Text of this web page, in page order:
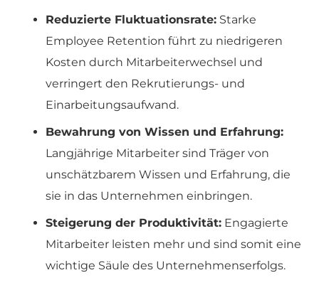
Reduzierte Fluktuationsrate: Starke
Employee Retention führt zu niedrigeren
Kosten durch Mitarbeiterwechsel und
verringert den Rekrutierungs- und
Einarbeitungsaufwand.
Bewahrung von Wissen und Erfahrung:
Langjährige Mitarbeiter sind Träger von
unschätzbarem Wissen und Erfahrung, die
sie in das Unternehmen einbringen.
Steigerung der Produktivität: Engagierte
Mitarbeiter leisten mehr und sind somit eine
wichtige Säule des Unternehmenserfolgs.